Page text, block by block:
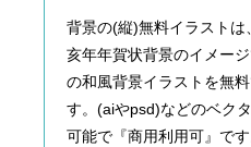
背景の(縦)無料イラスト
亥年年賀状背景のイメー
の和風背景イラストを無
す。(aiやpsd)などのベク
可能で『商用利用可』で